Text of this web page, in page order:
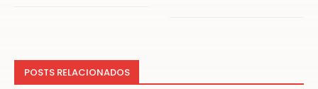
POSTS RELACIONADOS